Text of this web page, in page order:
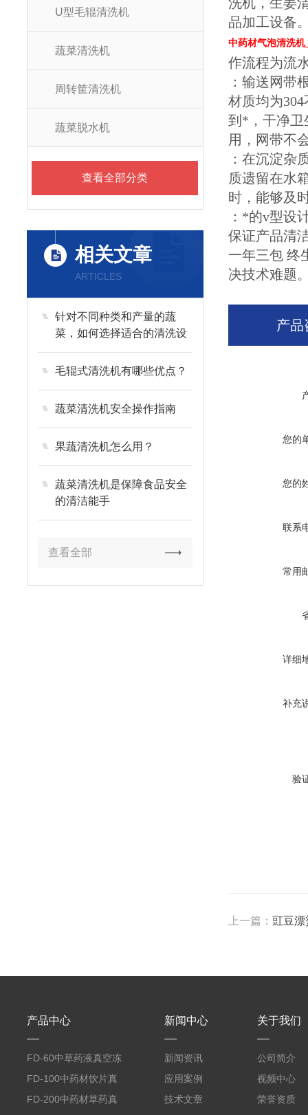
U型毛辊清洗机
蔬菜清洗机
周转筐清洗机
蔬菜脱水机
查看全部分类
相关文章
ARTICLES
针对不同种类和产量的蔬
菜，如何选择适合的清洗设
备？
毛辊式清洗机有哪些优点？
蔬菜清洗机安全操作指南
果蔬清洗机怎么用？
蔬菜清洗机是保障食品安全
的清洁能手
查看全部
品加工设备
中药材气泡清洗
作流程为流
：输送网带
材质均为
到*，干净卫
用，网带不
：在沉淀杂
质遗留在水
时，能够及
：*的v型设
保证产品清
一年三包 终
决技术难题
产品
您的
您的
联系
常用
详细
补充
验
上一篇：豇豆漂
产品中心
FD-60中草药液真空冻
干机
FD-100中药材饮片真
空冻干机
FD-200中药材草药真
新闻中心
新闻资讯
应用案例
技术文章
关于我们
公司简介
视频中心
荣誉资质